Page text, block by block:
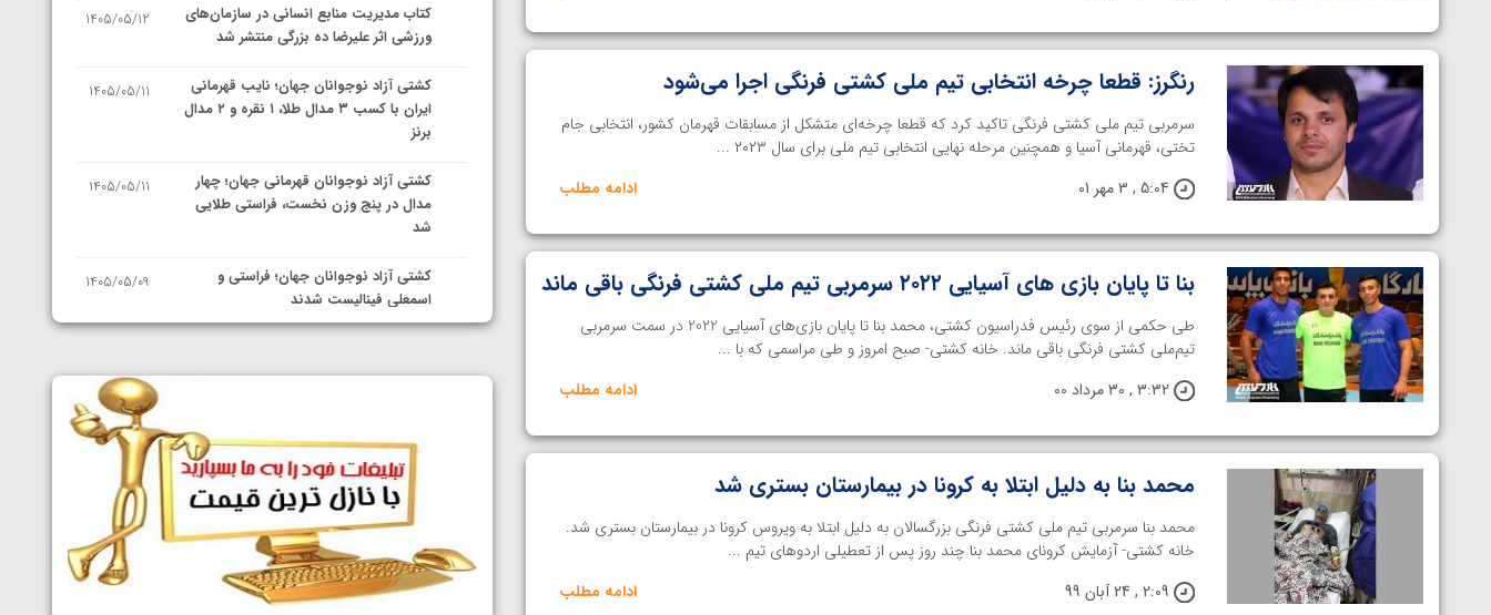
رنگرز: قطعا چرخه انتخابی تیم ملی کشتی فرنگی اجرا می‌شود
سرمربی تیم ملی کشتی فرنگی تاکید کرد که قطعا چرخه‌ای متشکل از مسابقات قهرمان کشور، انتخابی جام
تختی، قهرمانی آسیا و همچنین مرحله نهایی انتخابی تیم ملی برای سال ۲۰۲۳ ...
5:04 , 3 مهر 01
ادامه مطلب
بنا تا پایان بازی های آسیایی ۲۰۲۲ سرمربی تیم ملی کشتی فرنگی باقی ماند
طی حکمی از سوی رئیس فدراسیون کشتی، محمد بنا تا پایان بازی‌های آسیایی 2022 در سمت سرمربی
تیم‌ملی کشتی فرنگی باقی ماند. خانه کشتی- صبح امروز و طی مراسمی که با ...
3:32 , 30 مرداد 00
ادامه مطلب
محمد بنا به دلیل ابتلا به کرونا در بیمارستان بستری شد
محمد بنا سرمربی تیم ملی کشتی فرنگی بزرگسالان به دلیل ابتلا به ویروس کرونا در بیمارستان بستری شد.
خانه کشتی- آزمایش کرونای محمد بنا چند روز پس از تعطیلی اردوهای تیم ...
2:09 , 24 آبان 99
ادامه مطلب
کتاب مدیریت منابع انسانی در سازمان‌های
ورزشی اثر علیرضا ده بزرگی منتشر شد
1405/05/12
کشتی آزاد نوجوانان جهان؛ نایب قهرمانی
ایران با کسب ۳ مدال طلا، ۱ نقره و ۲ مدال
برنز
1405/05/11
کشتی آزاد نوجوانان قهرمانی جهان؛ چهار
مدال در پنج وزن نخست، فراستی طلایی
شد
1405/05/11
کشتی آزاد نوجوانان جهان؛ فراستی و
اسمعلی فینالیست شدند
1405/05/09
نمایندگان ایران مشخص شدند
سوم برای ایران
1405/05/07
ایران چشم به راه چهار مدال در پنج وزن
دوم کشتی فرنگی نوجوانان جهان
1405/05/06